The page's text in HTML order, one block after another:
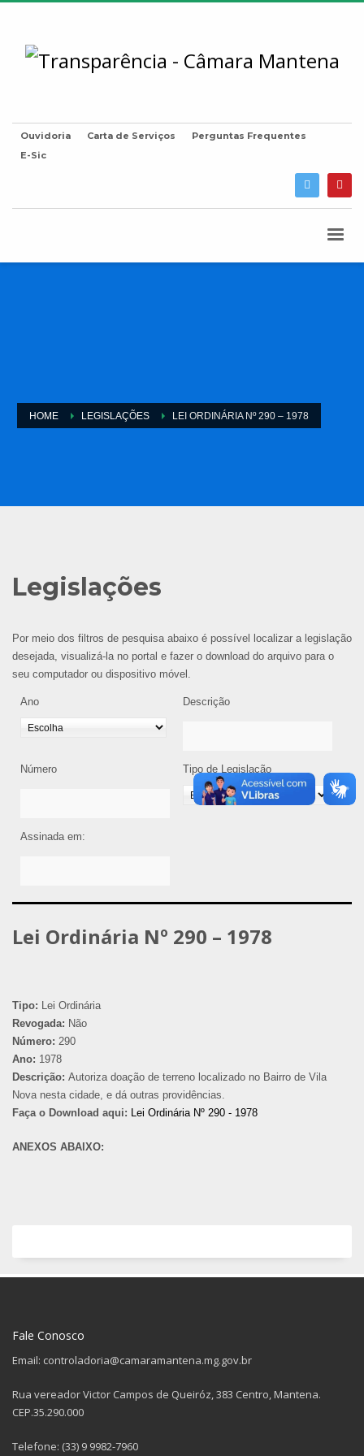
Ouvidoria Carta de Serviços
Perguntas Frequentes
E-Sic
HOME LEGISLAÇÕES LEI ORDINÁRIA Nº 290 – 1978
Legislações
Por meio dos filtros de pesquisa abaixo é possível localizar a legislação
desejada, visualizá-la no portal e fazer o download do arquivo para o
seu computador ou dispositivo móvel.
Ano Descrição
Número Tipo de Legislação
Assinada em:
Lei Ordinária Nº 290 – 1978
Tipo: Lei Ordinária
Revogada: Não
Número: 290
Ano: 1978
Descrição: Autoriza doação de terreno localizado no Bairro de Vila
Nova nesta cidade, e dá outras providências.
Faça o Download aqui: Lei Ordinária Nº 290 - 1978
ANEXOS ABAIXO:
Fale Conosco
Email: controladoria@camaramantena.mg.gov.br
Rua vereador Victor Campos de Queiróz, 383 Centro, Mantena.
CEP.35.290.000
Telefone: (33) 9 9982-7960